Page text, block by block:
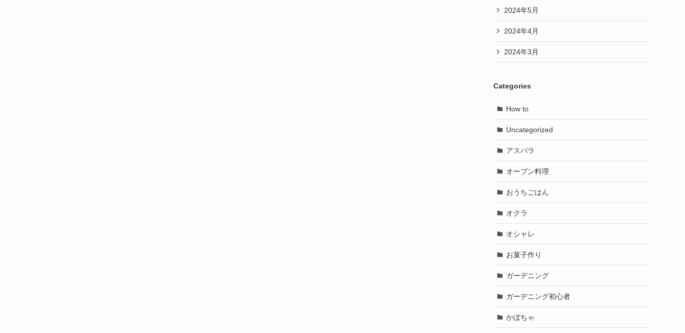
2024年5月
2024年4月
2024年3月
Categories
How to
Uncategorized
アスパラ
オーブン料理
おうちごはん
オクラ
オシャレ
お菓子作り
ガーデニング
ガーデニング初心者
かぼちゃ